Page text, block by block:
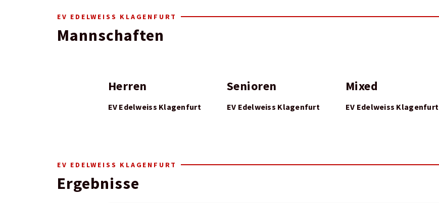
EV EDELWEISS KLAGENFURT
Mannschaften
Herren
EV Edelweiss Klagenfurt
Senioren
EV Edelweiss Klagenfurt
Mixed
EV Edelweiss Klagenfurt
EV EDELWEISS KLAGENFURT
Ergebnisse